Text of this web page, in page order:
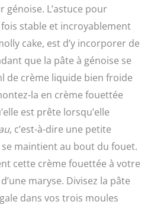
L’astuce pour
stable et incroyablement
cake, est d’y incorporer de
que la pâte à génoise se
de crème liquide bien froide
la en crème fouettée
est prête lorsqu’elle
, c’est-à-dire une petite
maintient au bout du fouet.
cette crème fouettée à votre
maryse. Divisez la pâte
dans vos trois moules